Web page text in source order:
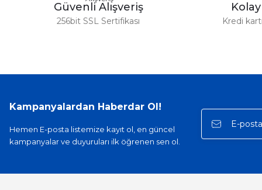
Güvenli Alışveriş
256bit SSL Sertifikası Kredi
Kampanyalardan Haberdar Ol!
Hemen E-posta listemize kayıt ol, en güncel
kampanyalar ve duyuruları ilk öğrenen sen ol.